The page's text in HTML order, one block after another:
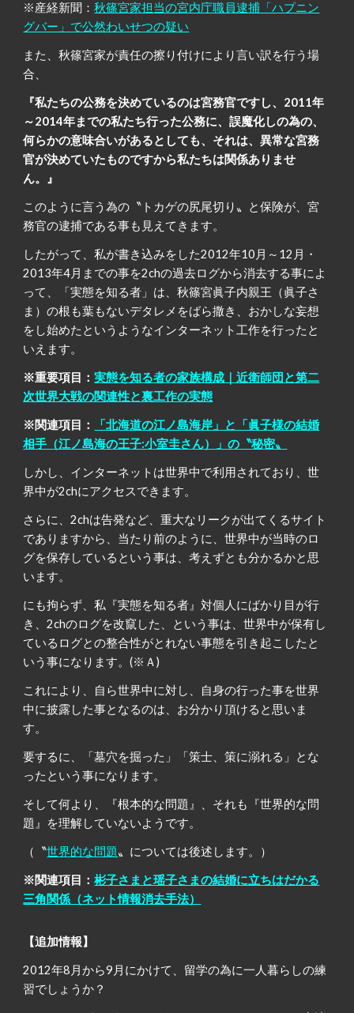
※産経新聞：秋篠宮家担当の宮内庁職員逮捕「ハプニン
グバー」で公然わいせつの疑い
また、秋篠宮家が責任の擦り付けにより言い訳を行う場
合、
『私たちの公務を決めているのは宮務官ですし、2011年
～2014年までの私たち行った公務に、誤魔化しの為の、
何らかの意味合いがあるとしても、それは、異常な宮務
官が決めていたものですから私たちは関係ありませ
ん。』
このように言う為の〝トカゲの尻尾切り〟と保険が、宮
務官の逮捕である事も見えてきます。
したがって、私が書き込みをした2012年10月～12月・
2013年4月までの事を2chの過去ログから消去する事によ
って、「実態を知る者」は、秋篠宮眞子内親王（眞子さ
ま）の根も葉もないデタレメをばら撒き、おかしな妄想
をし始めたというようなインターネット工作を行ったと
いえます。
※重要項目：実態を知る者の家族構成｜近衛師団と第二
次世界大戦の関連性と裏工作の実態
※関連項目：
「北海道の江ノ島海岸」と「眞子様の結婚
相手（江ノ島海の王子:小室圭さん）」の〝秘密〟
しかし、インターネットは世界中で利用されており、世
界中が2chにアクセスできます。
さらに、2chは告発など、重大なリークが出てくるサイト
でありますから、当たり前のように、世界中が当時のロ
グを保存しているという事は、考えずとも分かるかと思
います。
にも拘らず、私『実態を知る者』対個人にばかり目が行
き、2chのログを改竄した、という事は、世界中が保有し
ているログとの整合性がとれない事態を引き起こしたと
いう事になります。(※Ａ)
これにより、自ら世界中に対し、自身の行った事を世界
中に披露した事となるのは、お分かり頂けると思いま
す。
要するに、「墓穴を掘った」「策士、策に溺れる」とな
ったという事になります。
そして何より、『根本的な問題』、それも『世界的な問
題』を理解していないようです。
（〝世界的な問題〟 については後述します。）
※関連項目：彬子さまと瑶子さまの結婚に立ちはだかる
三角関係（ネット情報消去手法）
【追加情報】
2012年8月から9月にかけて、留学の為に一人暮らしの練
習でしょうか？